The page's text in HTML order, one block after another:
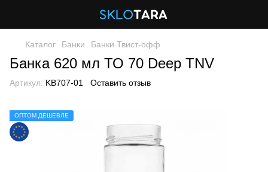
Каталог Банки Банки Твист-офф
Банка 620 мл ТО 70 Deep TNV
Артикул: KB707-01 Оставить отзыв
ОПТОМ ДЕШЕВЛЕ